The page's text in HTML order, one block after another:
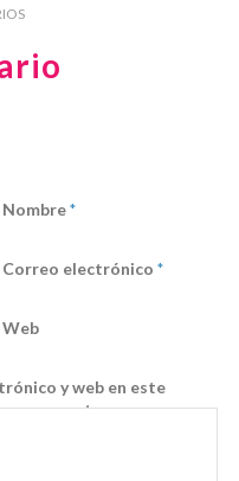
Nombre*
Correo electrónico *
Web
y web en este
comente.